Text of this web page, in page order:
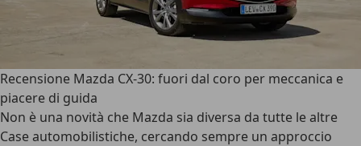
Recensione Mazda CX-30: fuori dal coro per meccanica e
piacere di guida
Non è una novità che Mazda sia diversa da tutte le altre
Case automobilistiche, cercando sempre un approccio